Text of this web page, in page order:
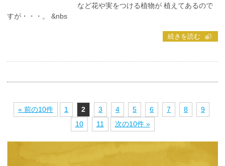
など花や実をつける植物が 植えてあるので
すが・・・。 &nbs
続きを読む
« 前の10件 1 2 3 4 5 6 7 8
9
10
11 次の10件 »